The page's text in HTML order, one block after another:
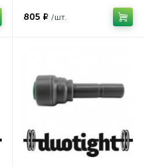
805 ₽ /шт.